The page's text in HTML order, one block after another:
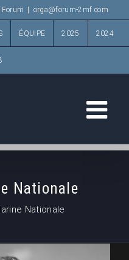
Forum orga@forum-2mf.com
ÉQUIPE 2025 2024
Nationale
Nationale